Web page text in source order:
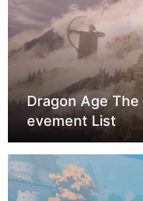
Dragon Age
evement List